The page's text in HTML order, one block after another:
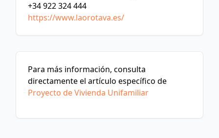
+34 922 324 444
https://www.laorotava.es/
Para más información, consulta
directamente el artículo específico de
Proyecto de Vivienda Unifamiliar